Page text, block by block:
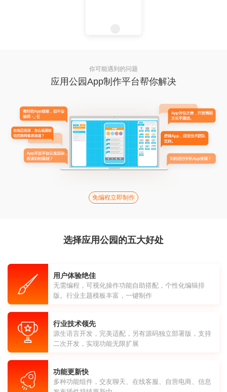
你可能遇到的问题
应用公园App制作平台帮你解决
免编程立即制作
选择应用公园的五大好处
用户体验绝佳
无需编程，可视化操作功能自助搭配，个性化编辑排
版。行业主题模板丰富，一键制作
行业技术领先
源生语言开发，完美适配，另有源码独立部署版，支持
二次开发，实现功能无限扩展
功能更新快
多种功能组件，交友聊天、在线客服、自营电商、信息